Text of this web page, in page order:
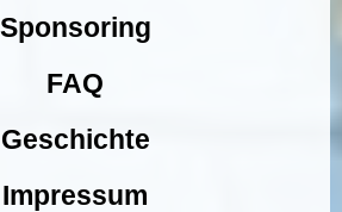
Sponsoring
FAQ
Geschichte
Impressum